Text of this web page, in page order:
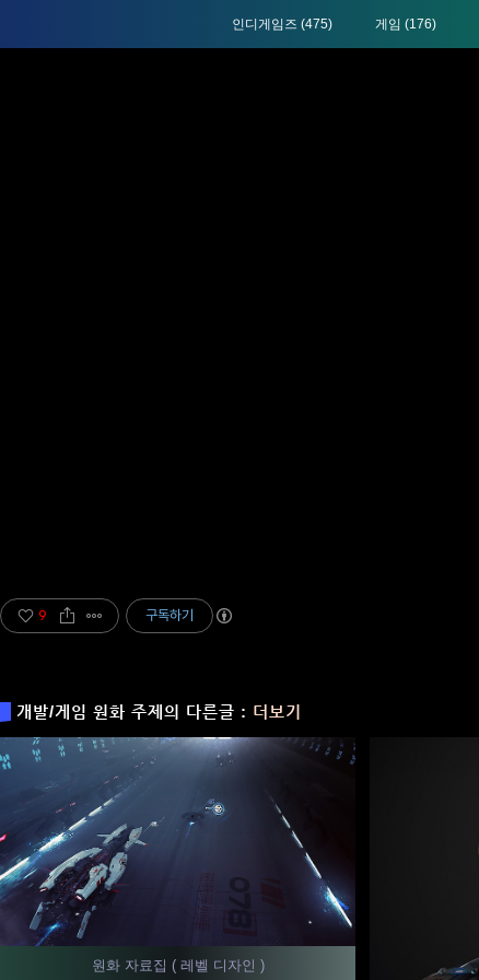
인디게임즈 (475) 게임 (176)
9 구독하기
개발/게임 원화 주제의 다른글 : 더보기
원화 자료집 ( 레벨 디자인 )